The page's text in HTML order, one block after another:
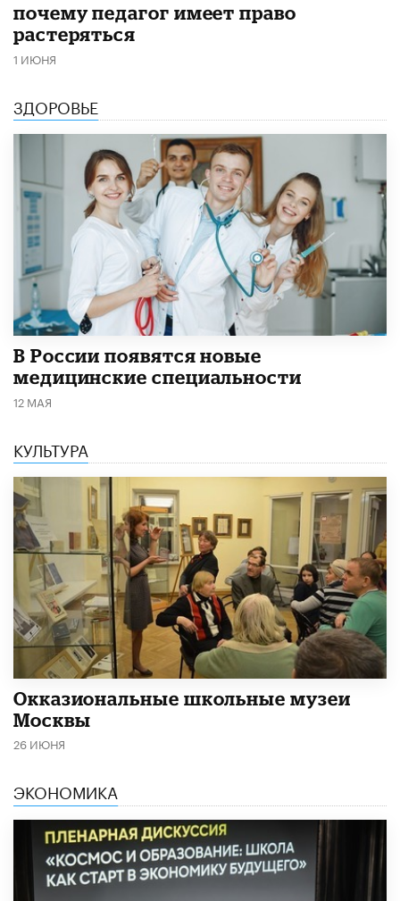
почему педагог имеет право
растеряться
1 ИЮНЯ
ЗДОРОВЬЕ
В России появятся новые
медицинские специальности
12 МАЯ
КУЛЬТУРА
​Окказиональные школьные музеи
Москвы
26 ИЮНЯ
ЭКОНОМИКА